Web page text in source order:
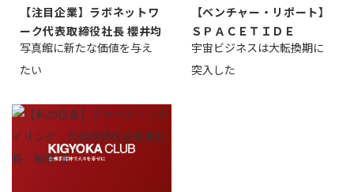
【注目企業】ラボネットワ
ーク代表取締役社長 櫻井均
写真館に新たな価値を与え
たい
【ベンチャー・リポート】
ＳＰＡＣＥＴＩＤＥ
宇宙ビジネスは大転換期に
突入した